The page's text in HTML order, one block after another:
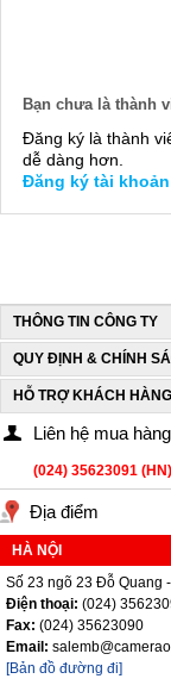
Bạn chưa là thành
Đăng ký là thành
dễ dàng hơn.
Đăng ký tài khoản
THÔNG TIN CÔNG TY
QUY ĐỊNH & CHÍNH
HỖ TRỢ KHÁCH HÀNG
Liên hệ mua
(024) 35623091
Địa điểm
HÀ NỘI
Số 23 ngõ 23 Đỗ Quang
Điện thoại: (024)
Fax: (024) 35623090
Email:
[Bản đồ đường đi]